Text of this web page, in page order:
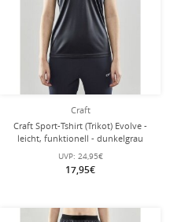
Craft
Craft Sport-Tshirt (Trikot) Evolve -
leicht, funktionell - dunkelgrau
Damen
UVP: 24,95€
17,95€